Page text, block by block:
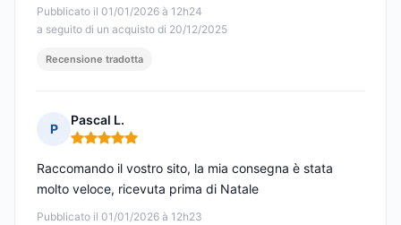
Pubblicato il 01/01/2026 à 12h24
a seguito di un acquisto di 20/12/2025
Recensione tradotta
P
Pascal L.
Nota: 5 su 5
Pubblicato il 01/01/2026 à 12h23
Raccomando il vostro sito, la mia consegna è stata
molto veloce, ricevuta prima di Natale